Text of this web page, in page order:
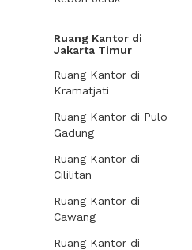
Ruang Kantor di
Jakarta Timur
Ruang Kantor di
Kramatjati
Ruang Kantor di Pulo
Gadung
Ruang Kantor di
Cililitan
Ruang Kantor di
Cawang
Ruang Kantor di